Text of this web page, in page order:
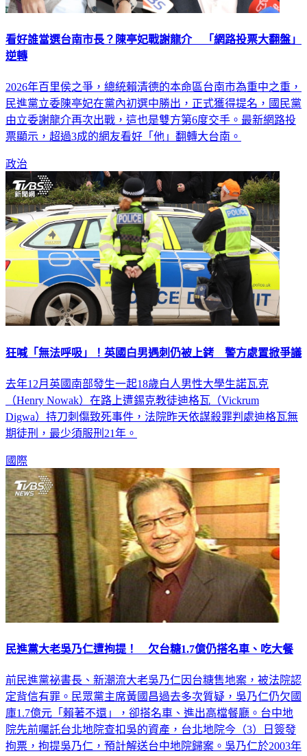
看好誰當選台南市長？陳亭妃戰謝龍介 「網路投票大翻盤」
逆轉
2026年百里侯之爭，總統賴清德的本命區台南市為重中之重，
民進黨立委陳亭妃在黨內初選中勝出，正式獲得提名，國民黨
由立委謝龍介再次出戰，這也是雙方第6度交手。最新網路投
票顯示，超過3成的網友看好「他」翻轉大台南。
政治
狂喊「無法呼吸」！英國白男遇刺仍被上銬 警方處置掀爭議
去年12月英國南部發生一起18歲白人男性大學生諾瓦克
（Henry Nowak）在路上遭錫克教徒迪格瓦（Vickrum
Digwa）持刀刺傷致死事件，法院昨天依謀殺罪判處迪格瓦無
期徒刑，最少須服刑21年。
國際
民進黨大老吳乃仁遭拘提！ 欠台糖1.7億仍搭名車、吃大餐
前民進黨祕書長、新潮流大老吳乃仁因台糖售地案，被法院認
定背信有罪。民眾黨主席黃國昌過去多次質疑，吳乃仁仍欠國
庫1.7億元「賴著不還」，卻搭名車、進出高檔餐廳。台中地
院先前囑託台北地院查扣吳的資產，台北地院今（3）日簽發
拘票，拘提吳乃仁，預計解送台中地院歸案。吳乃仁於2003年